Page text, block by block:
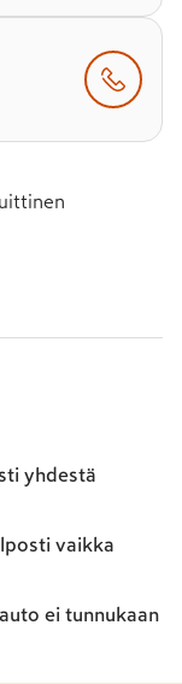
yhdestä
vaikka
ei tunnukaan